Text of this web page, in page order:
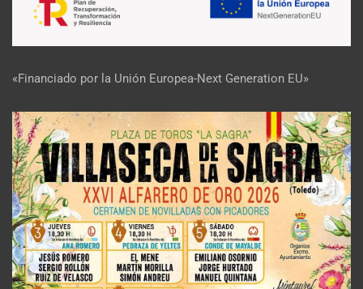
«Financiado por la Unión Europea-Next Generation EU»